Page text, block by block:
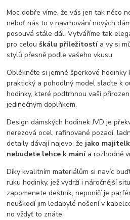
Moc dobře víme, že vás jen tak něco
neboť nás to v navrhování nových
posouvá stále dál. Vytváříme tak
pro celouškálu příležitostía vy si
stylů přesně podle vašeho vkusu.
Oblékněte si jemné šperkové hodinky
praktický a pohodlný model slaďte k
hodinky, které podtrhnou vaši
jedinečným doplňkem.
Design dámských hodinek JVD je
nerezová ocel, rafinované pozadí,
detaily dávají najevo, že jako
nebudete lehce k mánía rozhodně
Díky kvalitním materiálům si navíc
ruku hodinky, jež vydrží i náročnější
zapomenete deštník, neponičí je
neuškodí jim ledabylé nošení v
no vždyť to znáte.